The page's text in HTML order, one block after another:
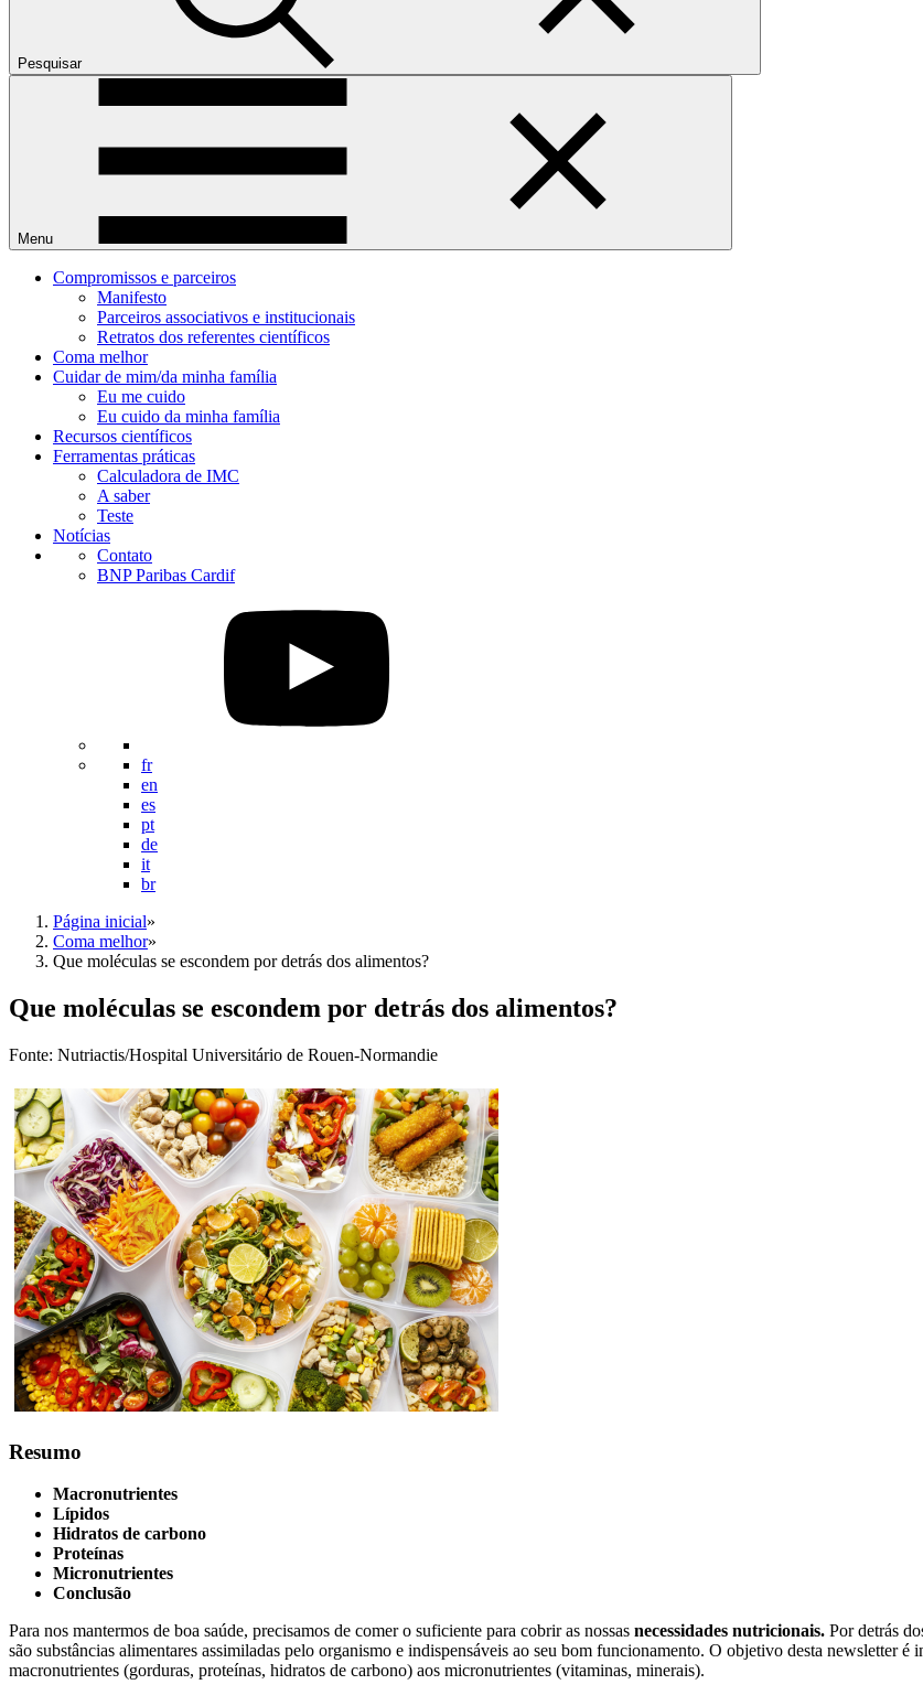
Pesquisar
Menu
Compromissos e parceiros
Manifesto
Parceiros associativos e institucionais
Retratos dos referentes científicos
Coma melhor
Cuidar de mim/da minha família
Eu me cuido
Eu cuido da minha família
Recursos científicos
Ferramentas práticas
Calculadora de IMC
A saber
Teste
Notícias
Contato
BNP Paribas Cardif
fr
en
es
pt
de
it
br
Página inicial»
Coma melhor»
Que moléculas se escondem por detrás dos alimentos?
Que moléculas se escondem por detrás dos alimentos?
Fonte: Nutriactis/Hospital Universitário de Rouen-Normandie
Resumo
Macronutrientes
Lípidos
Hidratos de carbono
Proteínas
Micronutrientes
Conclusão
Para nos mantermos de boa saúde, precisamos de comer o suficiente para cobrir as nossas necessidades nutricionais. Por detrás
são substâncias alimentares assimiladas pelo organismo e indispensáveis ao seu bom funcionamento. O objetivo desta newsletter
macronutrientes (gorduras, proteínas, hidratos de carbono) aos micronutrientes (vitaminas, minerais).